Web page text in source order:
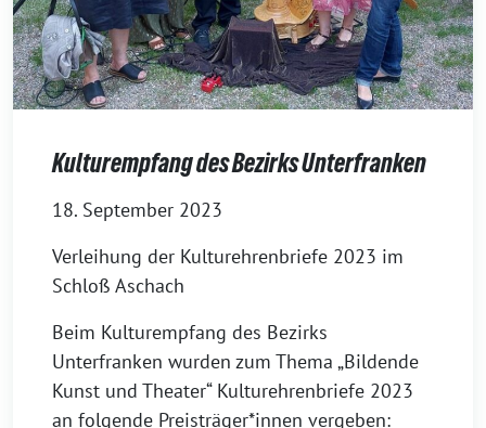
Kulturempfang des Bezirks Unterfranken
18. September 2023
Verleihung der Kulturehrenbriefe 2023 im
Schloß Aschach
Beim Kulturempfang des Bezirks
Unterfranken wurden zum Thema „Bildende
Kunst und Theater“ Kulturehrenbriefe 2023
an folgende Preisträger*innen vergeben: